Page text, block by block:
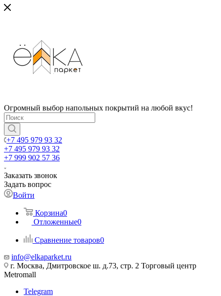
Огромный выбор напольных покрытий на любой вкус!
+7 495 979 93 32
+7 495 979 93 32
+7 999 902 57 36
Заказать звонок
Задать вопрос
Войти
Корзина0
Отложенные0
Сравнение товаров0
info@elkaparket.ru
г. Москва, Дмитровское ш. д.73, стр. 2 Торговый центр
Metromall
Telegram